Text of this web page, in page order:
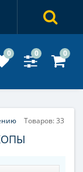
0 0 0
Товаров: 33